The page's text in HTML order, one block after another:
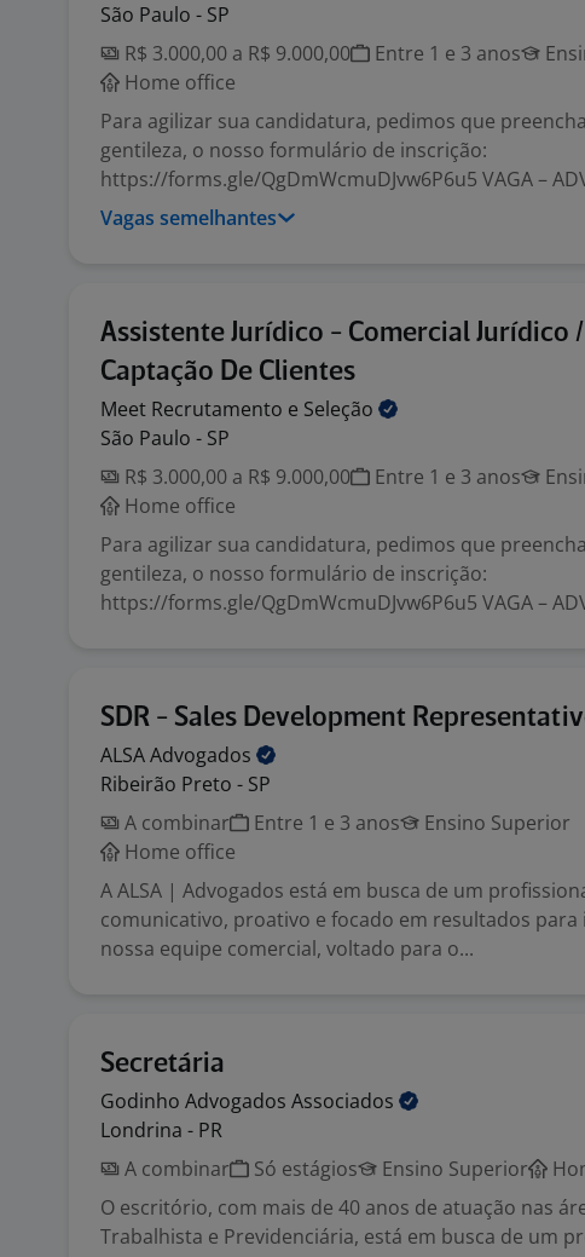
São Paulo - SP
R$ 3.000,00 a R$ 9.000,00
Entre 1 e 3 anos
Home office
Para agilizar sua candidatura, pedimos que
gentileza, o nosso formulário de inscrição:
https://forms.gle/QgDmWcmuDJvw6P6u5 VAGA –
Vagas semelhantes
Assistente Jurídico - Comercial Jurídico /
Captação De Clientes
Meet Recrutamento e Seleção
São Paulo - SP
R$ 3.000,00 a R$ 9.000,00
Entre 1 e 3 anos
Home office
Para agilizar sua candidatura, pedimos que
gentileza, o nosso formulário de inscrição:
https://forms.gle/QgDmWcmuDJvw6P6u5 VAGA –
SDR - Sales Development
ALSAAdvogados
Ribeirão Preto - SP
A combinar
Entre 1 e 3 anos
Ensino Superior
Home office
A ALSA | Advogados está em busca de um
comunicativo, proativo e focado em resultados para
nossa equipe comercial, voltado para o...
Secretária
Godinho Advogados Associados
Londrina - PR
A combinar
Só estágios Ensino Superior
O escritório, com mais de 40 anos de atuação nas
Trabalhista e Previdenciária, está em busca de um